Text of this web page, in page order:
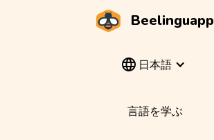
Beelinguapp
日本語
言語を学ぶ